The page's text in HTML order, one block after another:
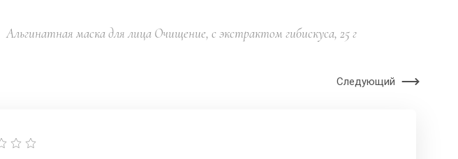
  Альгинатная маска для лица Очищение, с экстрактом гибискуса, 25 г
Следующий